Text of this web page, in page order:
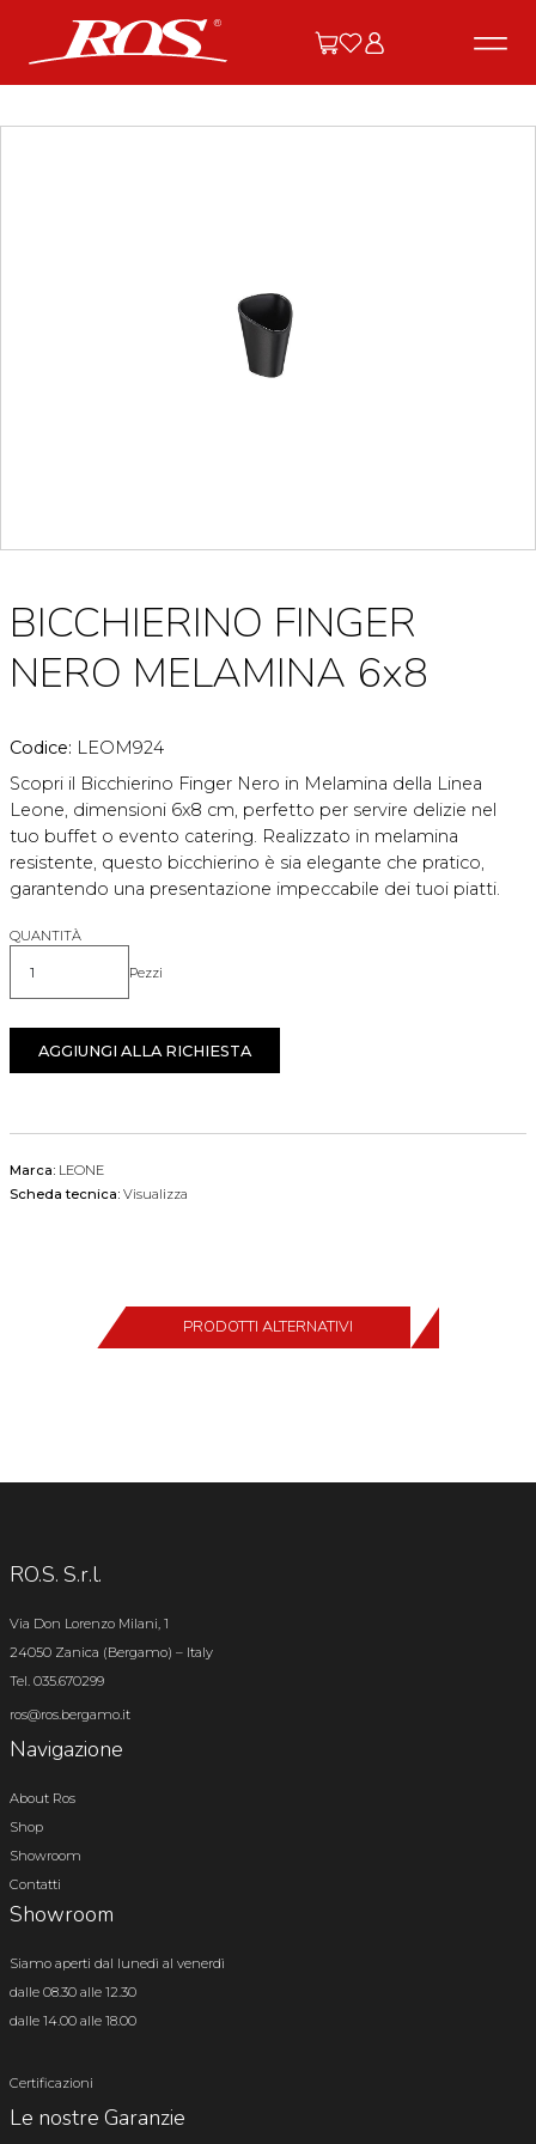
BICCHIERINO FINGER
NERO MELAMINA 6x8
Codice: LEOM924
Scopri il Bicchierino Finger Nero in Melamina della Linea
Leone, dimensioni 6x8 cm, perfetto per servire delizie nel
tuo buffet o evento catering. Realizzato in melamina
resistente, questo bicchierino è sia elegante che pratico,
garantendo una presentazione impeccabile dei tuoi piatti.
QUANTITÀ
Quantità Pezzi
AGGIUNGI ALLA RICHIESTA
Marca: LEONE
Scheda tecnica: Visualizza
PRODOTTI ALTERNATIVI
RO.S. S.r.l.
Via Don Lorenzo Milani, 1
24050 Zanica (Bergamo) – Italy
Tel. 035.670299
ros@ros.bergamo.it
Navigazione
About Ros
Shop
Showroom
Contatti
Showroom
Siamo aperti dal lunedì al venerdì
dalle 08.30 alle 12.30
dalle 14.00 alle 18.00
Certificazioni
Le nostre Garanzie